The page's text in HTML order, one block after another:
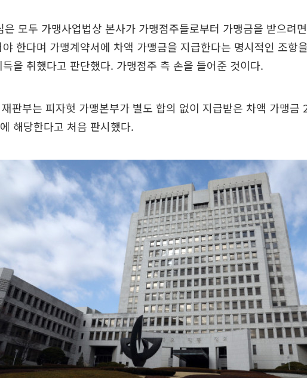
은 모두 가맹사업법상 본사가 가맹점주들로부터 가맹금을 받으려
한다며 가맹계약서에 차액 가맹금을 지급한다는 명시적인 조항
을 취했다고 판단했다. 가맹점주 측 손을 들어준 것이다.
판부는 피자헛 가맹본부가 별도 합의 없이 지급받은 차액 가맹금
해당한다고 처음 판시했다.